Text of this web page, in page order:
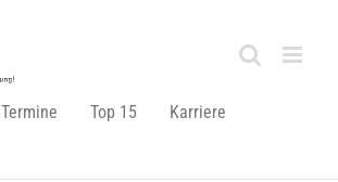
Termine Top 15
Karriere